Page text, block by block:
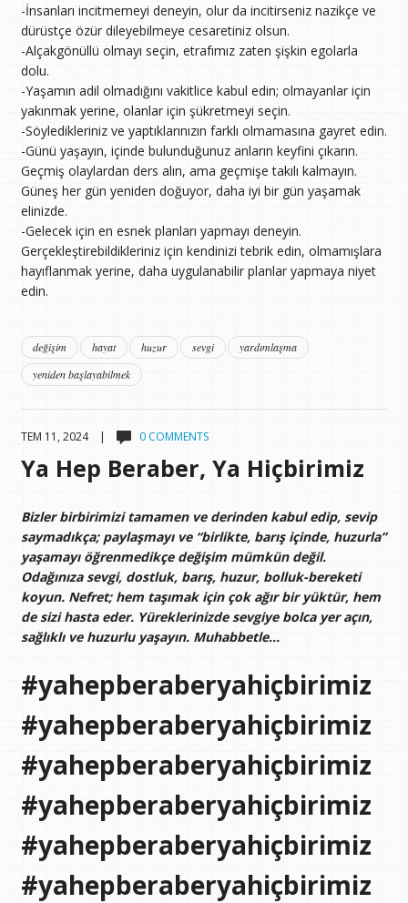
-İnsanları incitmemeyi deneyin, olur da incitirseniz nazikçe ve
dürüstçe özür dileyebilmeye cesaretiniz olsun.
-Alçakgönüllü olmayı seçin, etrafımız zaten şişkin egolarla
dolu.
-Yaşamın adil olmadığını vakitlice kabul edin; olmayanlar için
yakınmak yerine, olanlar için şükretmeyi seçin.
-Söyledikleriniz ve yaptıklarınızın farklı olmamasına gayret edin.
-Günü yaşayın, içinde bulunduğunuz anların keyfini çıkarın.
Geçmiş olaylardan ders alın, ama geçmişe takılı kalmayın.
Güneş her gün yeniden doğuyor, daha iyi bir gün yaşamak
elinizde.
-Gelecek için en esnek planları yapmayı deneyin.
Gerçekleştirebildikleriniz için kendinizi tebrik edin, olmamışlara
hayıflanmak yerine, daha uygulanabilir planlar yapmaya niyet
edin.
değişim hayat huzur sevgi
yardımlaşma
yeniden başlayabilmek
TEM 11, 2024 | 0 COMMENTS
Ya Hep Beraber, Ya Hiçbirimiz
Bizler birbirimizi tamamen ve derinden kabul edip, sevip
saymadıkça; paylaşmayı ve “birlikte, barış içinde, huzurla”
yaşamayı öğrenmedikçe değişim mümkün değil.
Odağınıza sevgi, dostluk, barış, huzur, bolluk-bereketi
koyun. Nefret; hem taşımak için çok ağır bir yüktür, hem
de sizi hasta eder. Yüreklerinizde sevgiye bolca yer açın,
sağlıklı ve huzurlu yaşayın. Muhabbetle…
#yahepberaberyahiçbirimiz
#yahepberaberyahiçbirimiz
#yahepberaberyahiçbirimiz
#yahepberaberyahiçbirimiz
#yahepberaberyahiçbirimiz
#yahepberaberyahiçbirimiz